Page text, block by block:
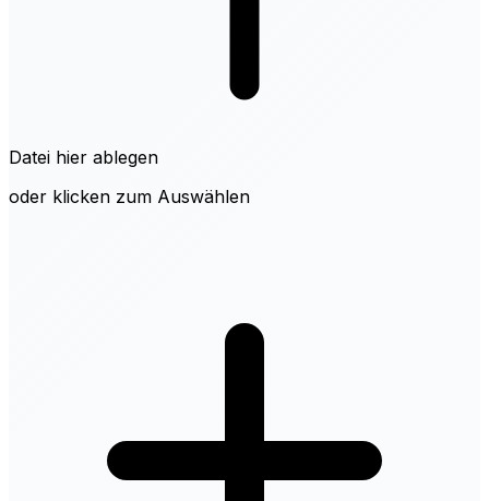
Datei hier ablegen
oder klicken zum Auswählen